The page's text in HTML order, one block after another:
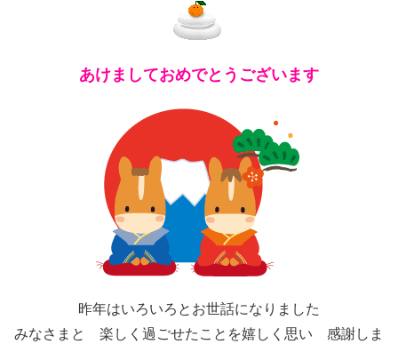
あけましておめでとうございます
昨年はいろいろとお世話になりました
みなさまと 楽しく過ごせたことを嬉しく思い 感謝しま